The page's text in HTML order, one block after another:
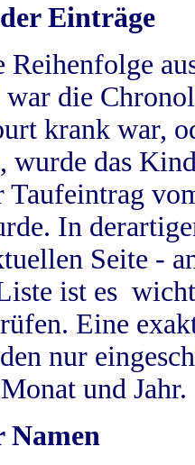
Einträge
war die
krank war,
wurde das
Taufeintrag
In
Seite -
ist es
Eine
nur
und Jahr.
Namen